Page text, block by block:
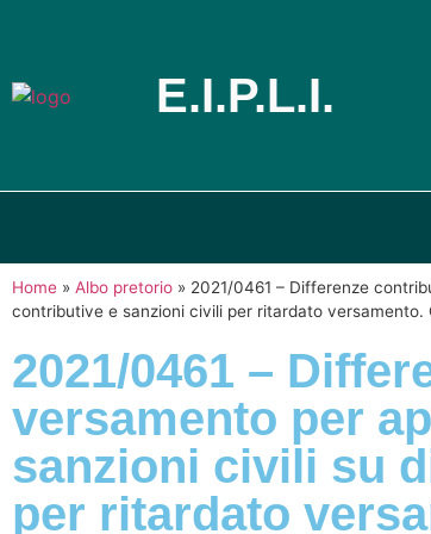
E.I.P.L.I.
Home » Albo pretorio » 2021/0461 – Differenze
contributive e sanzioni civili per ritardato versamento.
2021/0461 –
versamento per
sanzioni civili su
per ritardato